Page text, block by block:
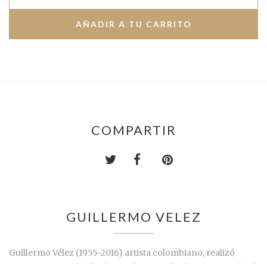
COMPARTIR
GUILLERMO VELEZ
Guillermo Vélez (1955-2016) artista colombiano, realizó